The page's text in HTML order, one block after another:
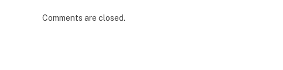
Comments are closed.